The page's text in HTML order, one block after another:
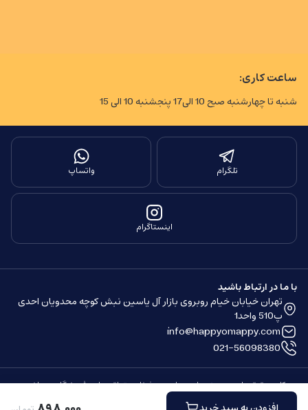
ساعت کاری:
شنبه تا چهارشنبه صبح 10 الی17 پنجشنبه 10 الی 15
تلگرام واتساپ
اینستاگرام
با ما در ارتباط باشید
تهران خیابان خیام روبروی بازار آل یاسین نبش کوچه محدویان احدی
پ510 واحد1
info@happyomappy.com
021-56098380
کلیه حقوق مادی و معنوی این سایت محفوظ و متعلق به این فروشگاه می باشد.
ساخته شده توسط